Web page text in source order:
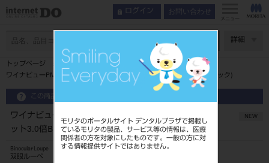
モリタのポータルサイト デンタルプラザで掲載し
ているモリタの製品、サービス等の情報は、医療
関係者の方を対象にしたものです。一般の方に対
する情報提供サイトではありません。
ログイン お問い合わせ
メニュー
詳細
トップページ
ワイナビューPMフレームフリップアップ･PMルーペセット3.0倍B(ブラック)
この商品に関するお問い合わせ
ワイナビューPMフレームフリップアップ･PMルーペセ
ット3.0倍B(ブラック)
NEW
Binocular Loupe
双眼ルーペ